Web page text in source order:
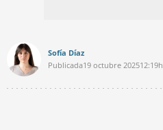
Sofía Díaz
Publicada19 octubre 202512:19h